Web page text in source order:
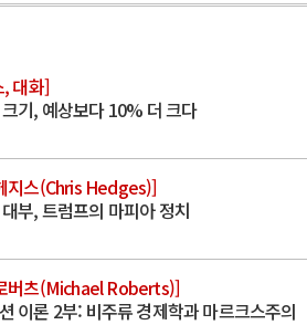
대화]
기, 예상보다 10% 더 크다
지스(Chris Hedges)]
부, 트럼프의 마피아 정치
버츠(Michael Roberts)]
이론 2부: 비주류 경제학과 마르크스주의